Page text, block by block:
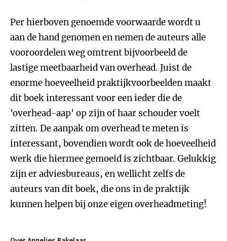
Per hierboven genoemde voorwaarde wordt u
aan de hand genomen en nemen de auteurs alle
vooroordelen weg omtrent bijvoorbeeld de
lastige meetbaarheid van overhead. Juist de
enorme hoeveelheid praktijkvoorbeelden maakt
dit boek interessant voor een ieder die de
'overhead-aap' op zijn of haar schouder voelt
zitten. De aanpak om overhead te meten is
interessant, bovendien wordt ook de hoeveelheid
werk die hiermee gemoeid is zichtbaar. Gelukkig
zijn er adviesbureaus, en wellicht zelfs de
auteurs van dit boek, die ons in de praktijk
kunnen helpen bij onze eigen overheadmeting!